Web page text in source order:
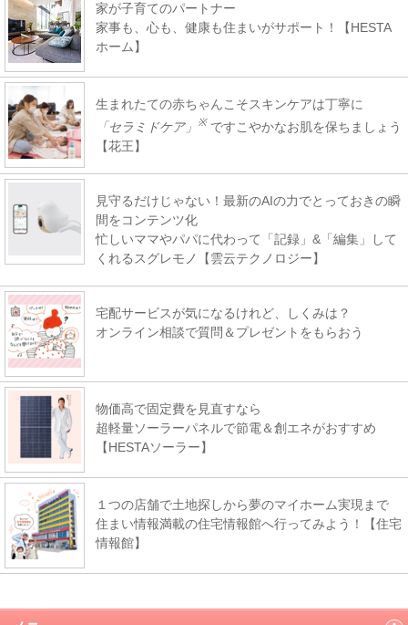
家が子育てのパートナー
家事も、心も、健康も住まいがサポート！【HESTA
ホーム】
生まれたての赤ちゃんこそスキンケアは丁寧に
「セラミドケア」
※ ですこやかなお肌を保ちましょう
【花王】
見守るだけじゃない！最新のAIの力でとっておきの瞬
間をコンテンツ化
忙しいママやパパに代わって「記録」&「編集」して
くれるスグレモノ【雲云テクノロジー】
宅配サービスが気になるけれど、しくみは？
オンライン相談で質問＆プレゼントをもらおう
物価高で固定費を見直すなら
超軽量ソーラーパネルで節電＆創エネがおすすめ
【HESTAソーラー】
１つの店舗で土地探しから夢のマイホーム実現まで
住まい情報満載の住宅情報館へ行ってみよう！【住宅
情報館】